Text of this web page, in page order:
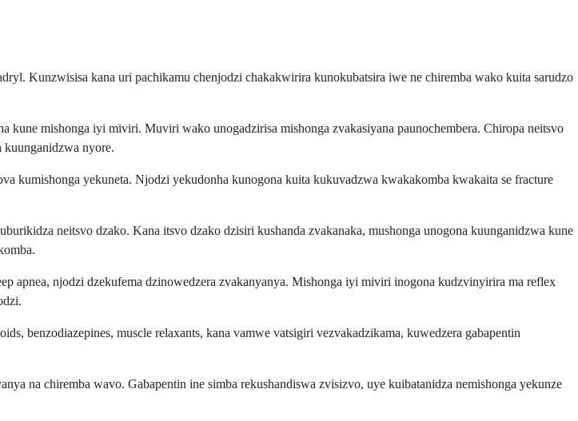
Kunzwisisa kana uri pachikamu chenjodzi chakakwirira kunokubatsira iwe ne chiremba wako kuita sarudzo
kune mishonga iyi miviri. Muviri wako unogadzirisa mishonga zvakasiyana paunochembera. Chiropa neitsvo
kuunganidzwa nyore.
kumishonga yekuneta. Njodzi yekudonha kunogona kuita kukuvadzwa kwakakomba kwakaita se fracture
neitsvo dzako. Kana itsvo dzako dzisiri kushanda zvakanaka, mushonga unogona kuunganidzwa kune
apnea, njodzi dzekufema dzinowedzera zvakanyanya. Mishonga iyi miviri inogona kudzvinyirira ma reflex
benzodiazepines, muscle relaxants, kana vamwe vatsigiri vezvakadzikama, kuwedzera gabapentin
na chiremba wavo. Gabapentin ine simba rekushandiswa zvisizvo, uye kuibatanidza nemishonga yekunze